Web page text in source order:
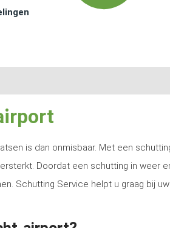
is dan onmisbaar. Met een
Doordat een schutting in weer
Schutting Service helpt u graag bij